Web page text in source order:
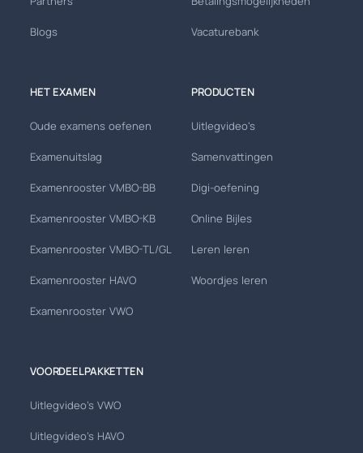
Blogs Vacaturebank
HET EXAMEN
Oude examens oefenen
Examenuitslag
Examenrooster VMBO-BB
Examenrooster VMBO-KB
Examenrooster VMBO-TL/GL
Examenrooster HAVO
Examenrooster VWO
PRODUCTEN
Uitlegvideo's
Samenvattingen
Digi-oefening
Online Bijles
Leren leren
Woordjes leren
VOORDEELPAKKETTEN
Uitlegvideo's VWO
Uitlegvideo's HAVO